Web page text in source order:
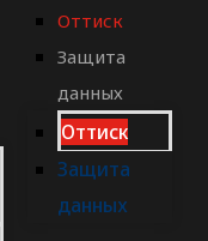
Оттиск
Защита
данных
Оттиск
Защита
данных